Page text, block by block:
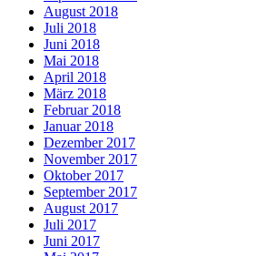
August 2018
Juli 2018
Juni 2018
Mai 2018
April 2018
März 2018
Februar 2018
Januar 2018
Dezember 2017
November 2017
Oktober 2017
September 2017
August 2017
Juli 2017
Juni 2017